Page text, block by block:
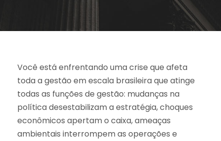
Você está enfrentando uma crise que afeta
toda a gestão em escala brasileira que atinge
todas as funções de gestão: mudanças na
política desestabilizam a estratégia, choques
econômicos apertam o caixa, ameaças
ambientais interrompem as operações e